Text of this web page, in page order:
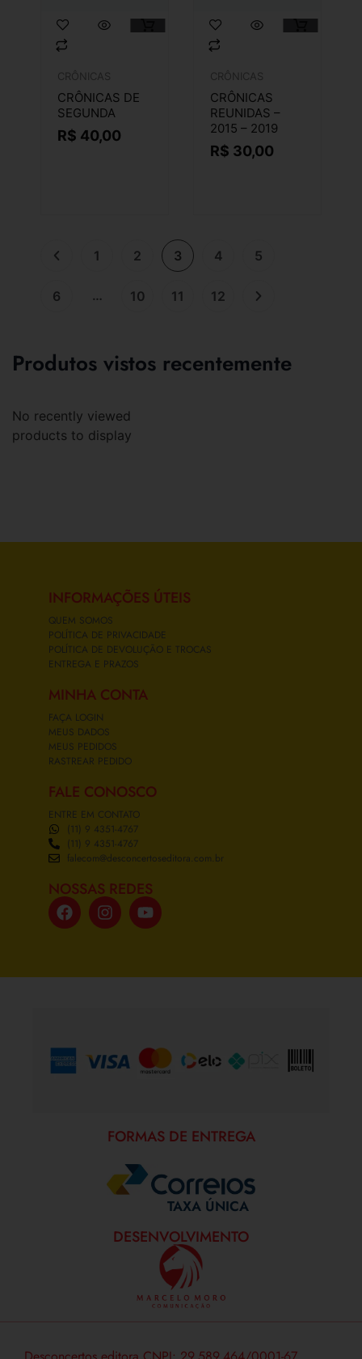
CRÔNICAS
CRÔNICAS DE
SEGUNDA
R$ 40,00
CRÔNICAS
CRÔNICAS
REUNIDAS –
2015 – 2019
R$ 30,00
1 2 3 4 5
6 … 10 11 12
Produtos vistos recentemente
No recently viewed
products to display
INFORMAÇÕES ÚTEIS
QUEM SOMOS
POLÍTICA DE PRIVACIDADE
POLÍTICA DE DEVOLUÇÃO E TROCAS
ENTREGA E PRAZOS
MINHA CONTA
FAÇA LOGIN
MEUS DADOS
MEUS PEDIDOS
RASTREAR PEDIDO
FALE CONOSCO
ENTRE EM CONTATO
(11) 9 4351-4767
(11) 9 4351-4767
falecom@desconcertoseditora.com.br
NOSSAS REDES
FORMAS DE ENTREGA
TAXA ÚNICA
DESENVOLVIMENTO